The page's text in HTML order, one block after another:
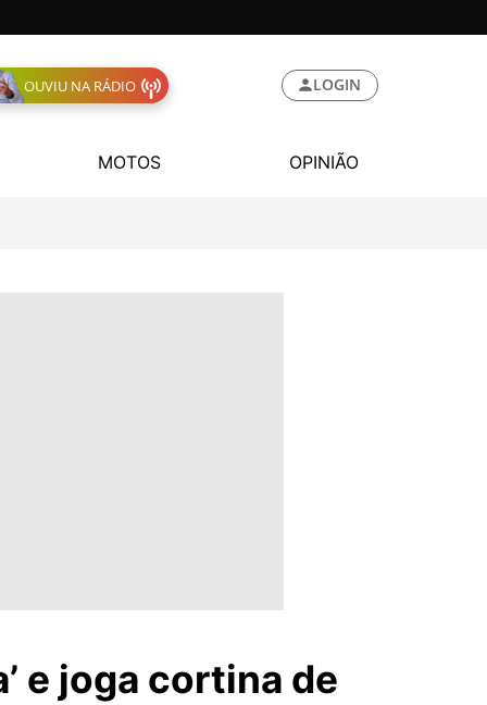
OUVIU NA RÁDIO LOGIN
MOTOS OPINIÃO
e joga cortina de